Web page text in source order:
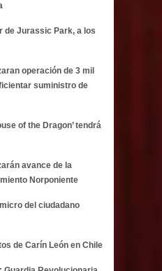
de Jurassic Park, a los
operación de 3 mil
suministro de
of the Dragon’ tendrá
avance de la
Norponiente
del ciudadano
de Carín León en Chile